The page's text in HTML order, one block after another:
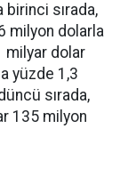
birinci sırada,
milyon dolarla
milyar dolar
yüzde 1,3
sırada,
135 milyon